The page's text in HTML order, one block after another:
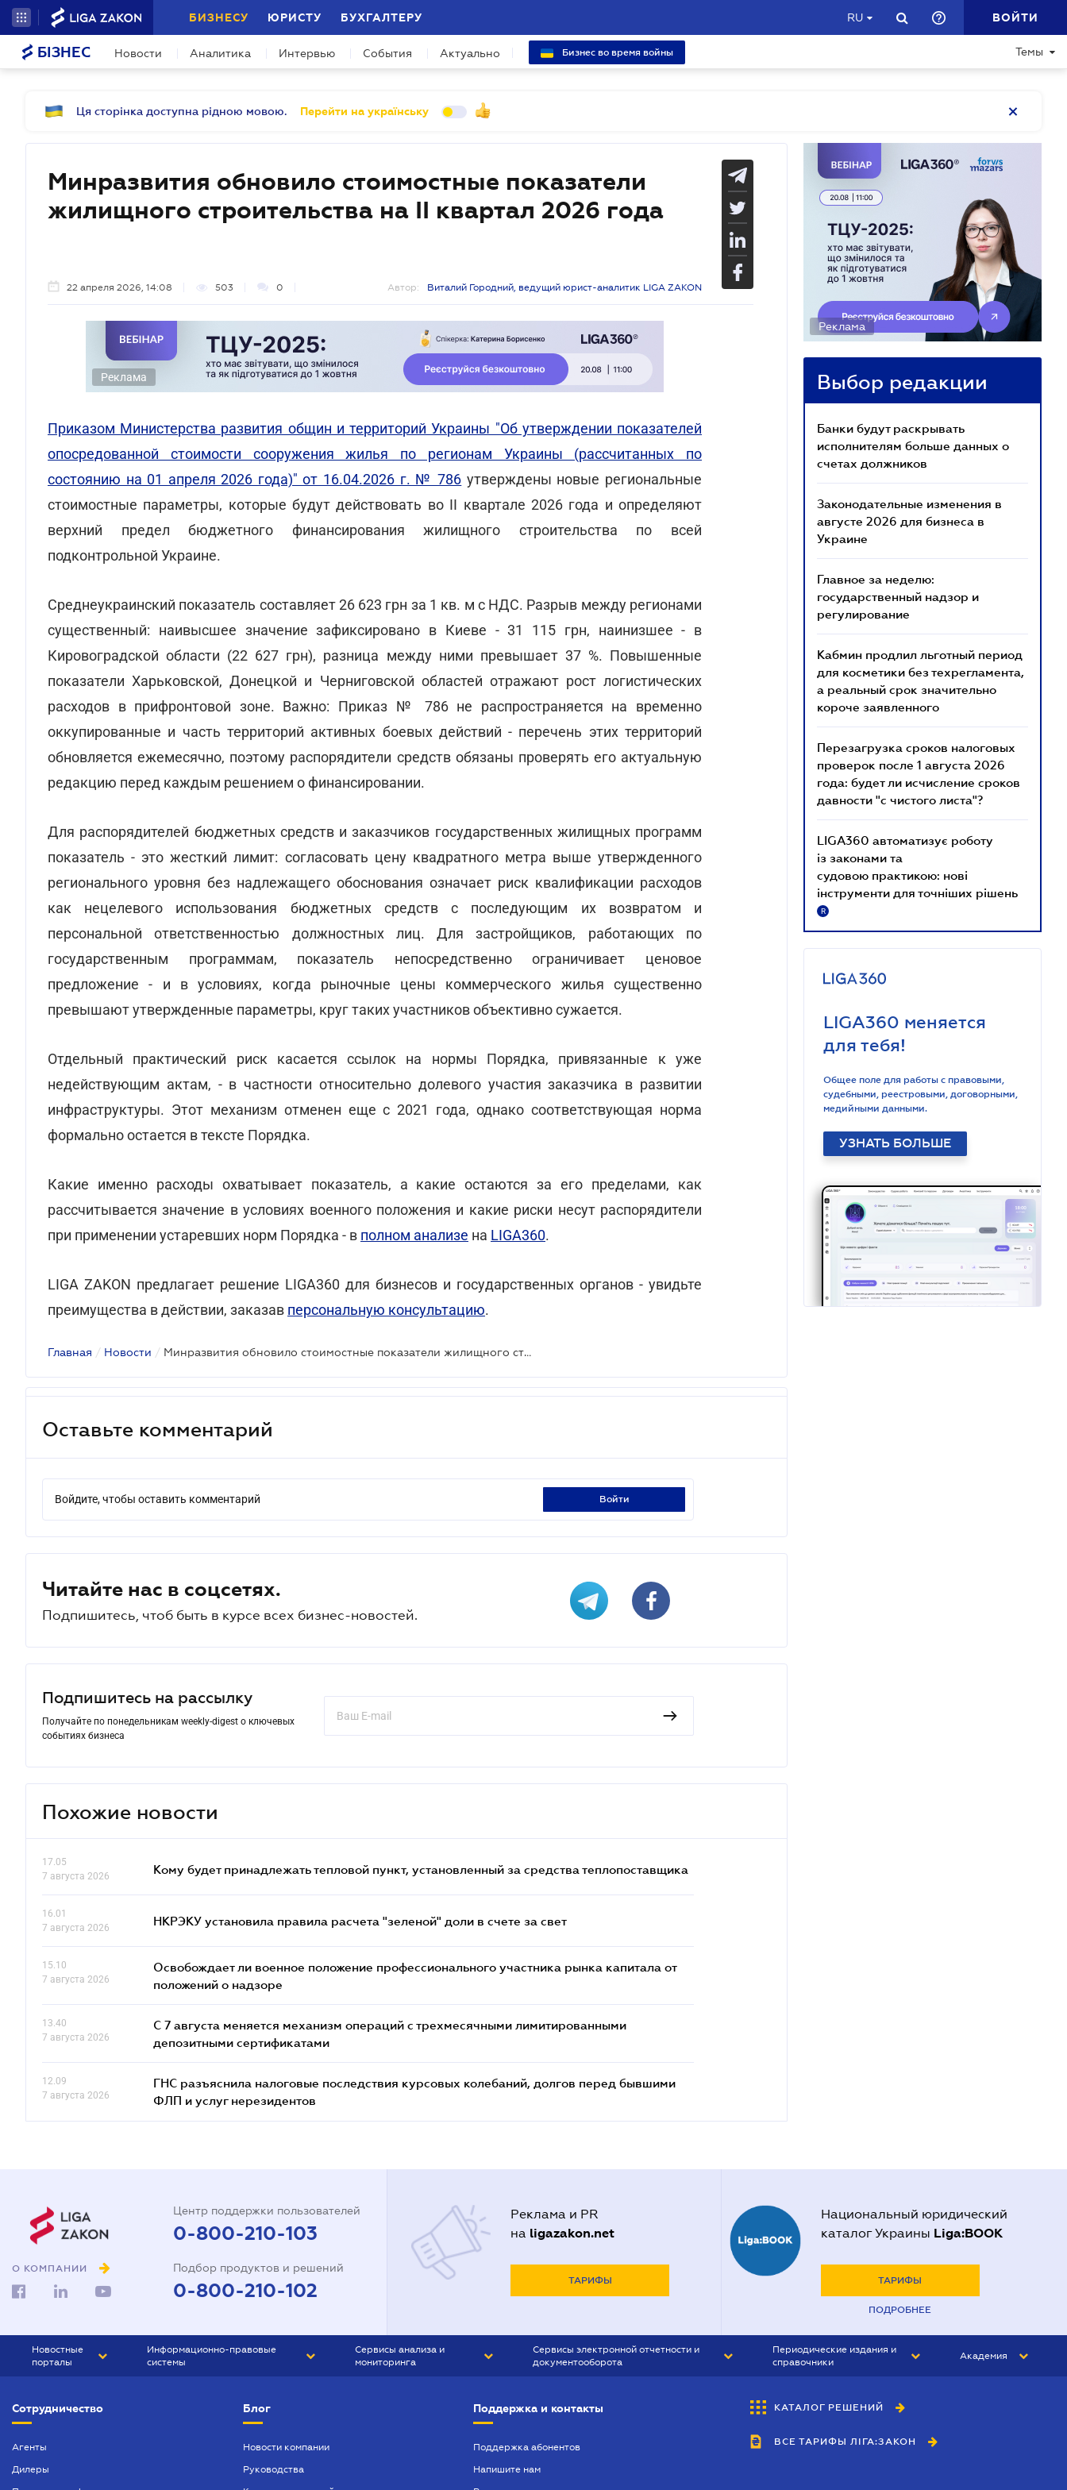
БИЗНЕСУ ЮРИСТУ БУХГАЛТЕРУ RU ВОЙТИ
БІЗНЕС Новости Аналитика Интервью События Актуально Бизнес во время войны Темы
Ця сторінка доступна рідною мовою. Перейти на українську
Минразвития обновило стоимостные показатели
жилищного строительства на II квартал 2026 года
22 апреля 2026, 14:08 503 0 Автор: Виталий Городний, ведущий юрист-аналитик LIGA ZAKON
Реклама
Приказом Министерства развития общин и территорий Украины "Об утверждении показателей
опосредованной стоимости сооружения жилья по регионам Украины (рассчитанных по
состоянию на 01 апреля 2026 года)" от 16.04.2026 г. № 786 утверждены новые региональные
стоимостные параметры, которые будут действовать во II квартале 2026 года и определяют
верхний предел бюджетного финансирования жилищного строительства по всей
подконтрольной Украине.
Среднеукраинский показатель составляет 26 623 грн за 1 кв. м с НДС. Разрыв между регионами
существенный: наивысшее значение зафиксировано в Киеве - 31 115 грн, наинизшее - в
Кировоградской области (22 627 грн), разница между ними превышает 37 %. Повышенные
показатели Харьковской, Донецкой и Черниговской областей отражают рост логистических
расходов в прифронтовой зоне. Важно: Приказ № 786 не распространяется на временно
оккупированные и часть территорий активных боевых действий - перечень этих территорий
обновляется ежемесячно, поэтому распорядители средств обязаны проверять его актуальную
редакцию перед каждым решением о финансировании.
Для распорядителей бюджетных средств и заказчиков государственных жилищных программ
показатель - это жесткий лимит: согласовать цену квадратного метра выше утвержденного
регионального уровня без надлежащего обоснования означает риск квалификации расходов
как нецелевого использования бюджетных средств с последующим их возвратом и
персональной ответственностью должностных лиц. Для застройщиков, работающих по
государственным программам, показатель непосредственно ограничивает ценовое
предложение - и в условиях, когда рыночные цены коммерческого жилья существенно
превышают утвержденные параметры, круг таких участников объективно сужается.
Отдельный практический риск касается ссылок на нормы Порядка, привязанные к уже
недействующим актам, - в частности относительно долевого участия заказчика в развитии
инфраструктуры. Этот механизм отменен еще с 2021 года, однако соответствующая норма
формально остается в тексте Порядка.
Какие именно расходы охватывает показатель, а какие остаются за его пределами, как
рассчитывается значение в условиях военного положения и какие риски несут распорядители
при применении устаревших норм Порядка - в полном анализе на LIGA360.
LIGA ZAKON предлагает решение LIGA360 для бизнесов и государственных органов - увидьте
преимущества в действии, заказав персональную консультацию.
Главная / Новости / Минразвития обновило стоимостные показатели жилищного строительства на II квартал 2026 года
Оставьте комментарий
Войдите, чтобы оставить комментарий войти
Читайте нас в соцсетях.
Подпишитесь, чтоб быть в курсе всех бизнес-новостей.
Подпишитесь на рассылку
Получайте по понедельникам weekly-digest о ключевых
событиях бизнеса
Похожие новости
17.05
7 августа 2026
Кому будет принадлежать тепловой пункт, установленный за средства теплопоставщика
16.01
7 августа 2026
НКРЭКУ установила правила расчета "зеленой" доли в счете за свет
15.10
7 августа 2026
Освобождает ли военное положение профессионального участника рынка капитала от
положений о надзоре
13.40
7 августа 2026
С 7 августа меняется механизм операций с трехмесячными лимитированными
депозитными сертификатами
12.09
7 августа 2026
ГНС разъяснила налоговые последствия курсовых колебаний, долгов перед бывшими
ФЛП и услуг нерезидентов
Реклама
Выбор редакции
Банки будут раскрывать
исполнителям больше данных о
счетах должников
Законодательные изменения в
августе 2026 для бизнеса в
Украине
Главное за неделю:
государственный надзор и
регулирование
Кабмин продлил льготный период
для косметики без техрегламента,
а реальный срок значительно
короче заявленного
Перезагрузка сроков налоговых
проверок после 1 августа 2026
года: будет ли исчисление сроков
давности "с чистого листа"?
LIGA360 автоматизує роботу
із законами та
судовою практикою: нові
інструменти для точніших рішень
R
LIGA360 меняется
для тебя!
Общее поле для работы с правовыми,
судебными, реестровыми, договорными,
медийными данными.
УЗНАТЬ БОЛЬШЕ
О КОМПАНИИ
Центр поддержки пользователей
0-800-210-103
Подбор продуктов и решений
0-800-210-102
Реклама и PR
на ligazakon.net
ТАРИФЫ
Национальный юридический
каталог Украины Liga:BOOK
ТАРИФЫ
ПОДРОБНЕЕ
Новостные
порталы
БИЗНЕС
Информационно-правовые
системы
БУХГАЛТЕР ПРОФ
Сервисы анализа и
мониторинга
Сервисы электронной отчетности и
документооборота
Периодические издания и
справочники
БУХГАЛТЕР&ЗАКОН
ВЕСТНИК МСФО
Академия
Сотрудничество
Агенты
Дилеры
Блог
Новости компании
Руководства
Поддержка и контакты
Поддержка абонентов
Напишите нам
КАТАЛОГ РЕШЕНИЙ
ВСЕ ТАРИФЫ ЛІГА:ЗАКОН